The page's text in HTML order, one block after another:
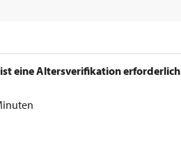
ist eine Altersverifikation erforderlich